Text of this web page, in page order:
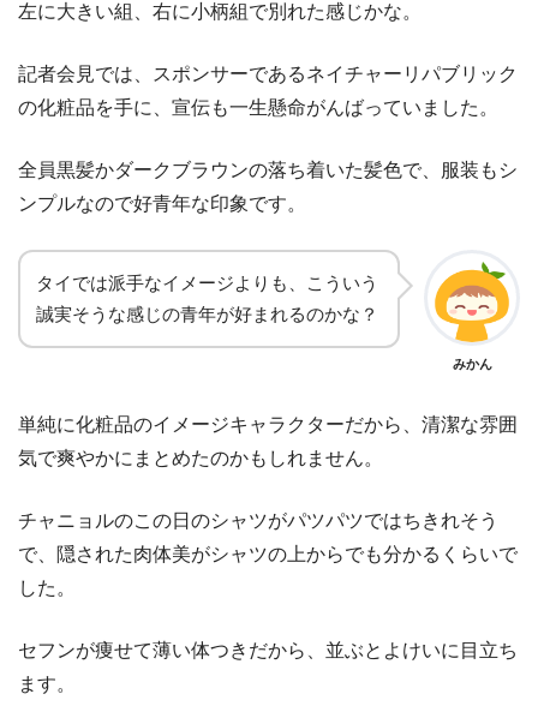
左に大きい組、右に小柄組で別れた感じかな。
記者会見では、スポンサーであるネイチャーリパブリック
の化粧品を手に、宣伝も一生懸命がんばっていました。
全員黒髪かダークブラウンの落ち着いた髪色で、服装もシ
ンプルなので好青年な印象です。
タイでは派手なイメージよりも、こういう
誠実そうな感じの青年が好まれるのかな？
みかん
単純に化粧品のイメージキャラクターだから、清潔な雰囲
気で爽やかにまとめたのかもしれません。
チャニョルのこの日のシャツがパツパツではちきれそう
で、隠された肉体美がシャツの上からでも分かるくらいで
した。
セフンが痩せて薄い体つきだから、並ぶとよけいに目立ち
ます。